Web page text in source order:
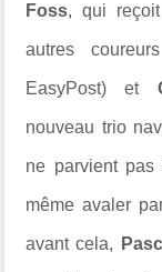
Foss, qui
autres
EasyPost) et
nouveau trio
ne parvient
même avaler
avant cela,